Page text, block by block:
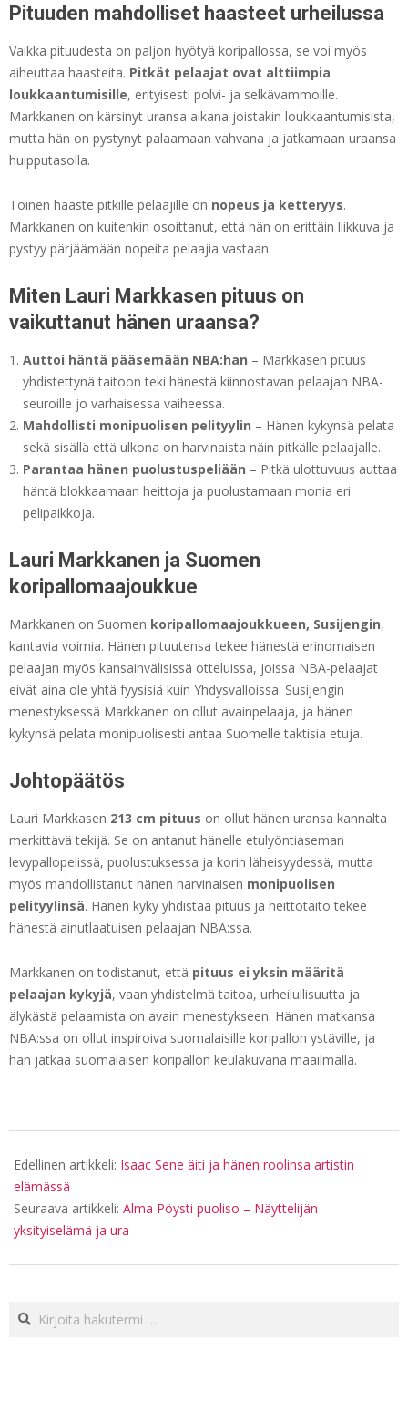
Pituuden mahdolliset haasteet urheilussa
Vaikka pituudesta on paljon hyötyä koripallossa, se voi myös
aiheuttaa haasteita. Pitkät pelaajat ovat alttiimpia
loukkaantumisille, erityisesti polvi- ja selkävammoille.
Markkanen on kärsinyt uransa aikana joistakin loukkaantumisista,
mutta hän on pystynyt palaamaan vahvana ja jatkamaan uraansa
huipputasolla.
Toinen haaste pitkille pelaajille on nopeus ja ketteryys.
Markkanen on kuitenkin osoittanut, että hän on erittäin liikkuva ja
pystyy pärjäämään nopeita pelaajia vastaan.
Miten Lauri Markkasen pituus on
vaikuttanut hänen uraansa?
Auttoi häntä pääsemään NBA:han – Markkasen pituus
yhdistettynä taitoon teki hänestä kiinnostavan pelaajan NBA-
seuroille jo varhaisessa vaiheessa.
Mahdollisti monipuolisen pelityylin – Hänen kykynsä pelata
sekä sisällä että ulkona on harvinaista näin pitkälle pelaajalle.
Parantaa hänen puolustuspeliään – Pitkä ulottuvuus auttaa
häntä blokkaamaan heittoja ja puolustamaan monia eri
pelipaikkoja.
Lauri Markkanen ja Suomen
koripallomaajoukkue
Markkanen on Suomen koripallomaajoukkueen, Susijengin,
kantavia voimia. Hänen pituutensa tekee hänestä erinomaisen
pelaajan myös kansainvälisissä otteluissa, joissa NBA-pelaajat
eivät aina ole yhtä fyysisiä kuin Yhdysvalloissa. Susijengin
menestyksessä Markkanen on ollut avainpelaaja, ja hänen
kykynsä pelata monipuolisesti antaa Suomelle taktisia etuja.
Johtopäätös
Lauri Markkasen 213 cm pituus on ollut hänen uransa kannalta
merkittävä tekijä. Se on antanut hänelle etulyöntiaseman
levypallopelissä, puolustuksessa ja korin läheisyydessä, mutta
myös mahdollistanut hänen harvinaisen monipuolisen
pelityylinsä. Hänen kyky yhdistää pituus ja heittotaito tekee
hänestä ainutlaatuisen pelaajan NBA:ssa.
Markkanen on todistanut, että pituus ei yksin määritä
pelaajan kykyjä, vaan yhdistelmä taitoa, urheilullisuutta ja
älykästä pelaamista on avain menestykseen. Hänen matkansa
NBA:ssa on ollut inspiroiva suomalaisille koripallon ystäville, ja
hän jatkaa suomalaisen koripallon keulakuvana maailmalla.
03-
07
Edellinen artikkeli: Isaac Sene äiti ja hänen roolinsa artistin
elämässä
Seuraava artikkeli: Alma Pöysti puoliso – Näyttelijän
yksityiselämä ja ura
Haku: